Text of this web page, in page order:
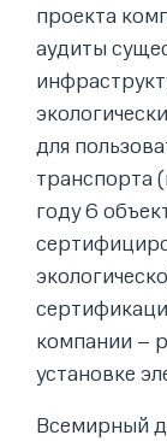
проекта
аудиты
для
транспорта
году 6
компании –
установке
Всемирный